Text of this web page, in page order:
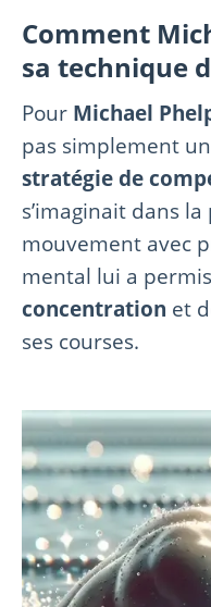
Comment
sa technique
Pour Michael
pas simplement
stratégie de
s’imaginait dans
mouvement avec
mental lui a
concentration et
ses courses.